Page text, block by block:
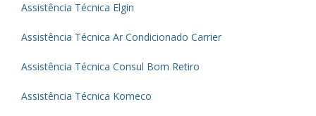
Assistência Técnica Elgin
Assistência Técnica Ar Condicionado Carrier
Assistência Técnica Consul Bom Retiro
Assistência Técnica Komeco